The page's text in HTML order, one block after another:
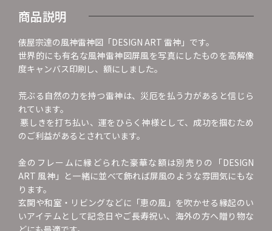
商品説明
俵屋宗達の風神雷神図「DESIGN ART 雷神」です。
世界的にも有名な風神雷神図屏風を写真にしたものを高解像
度キャンバス印刷し、額にしました。
荒ぶる自然の力を持つ雷神は、災厄を払う力があると信じら
れています。
悪しきを打ち払い、運をひらく神様として、成功を掴むため
のご利益があるとされています。
金のフレームに縁どられた豪華な額は別売りの「DESIGN
ART 風神」と一緒に並べて飾れば屏風のような雰囲気にもな
ります。
玄関や和室・リビングなどに「恵の風」を吹かせる縁起のい
いアイテムとして記念日やご長寿祝い、海外の方へ贈り物な